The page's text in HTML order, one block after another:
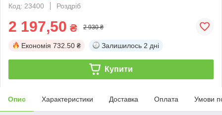
Код: 23400
Роздріб
2 197,50 ₴ 2 930 ₴
Економія 732.50 ₴ Залишилось 2 дні
Купити
Опис Характеристики Доставка Оплата Умови